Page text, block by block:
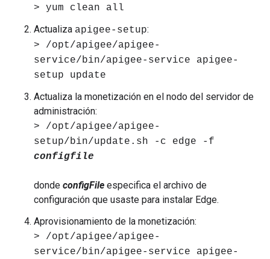
> yum clean all
Actualiza apigee-setup:
> /opt/apigee/apigee-
service/bin/apigee-service apigee-
setup update
Actualiza la monetización en el nodo del servidor de
administración:
> /opt/apigee/apigee-
setup/bin/update.sh -c edge -f
configfile
donde configFile especifica el archivo de
configuración que usaste para instalar Edge.
Aprovisionamiento de la monetización:
> /opt/apigee/apigee-
service/bin/apigee-service apigee-